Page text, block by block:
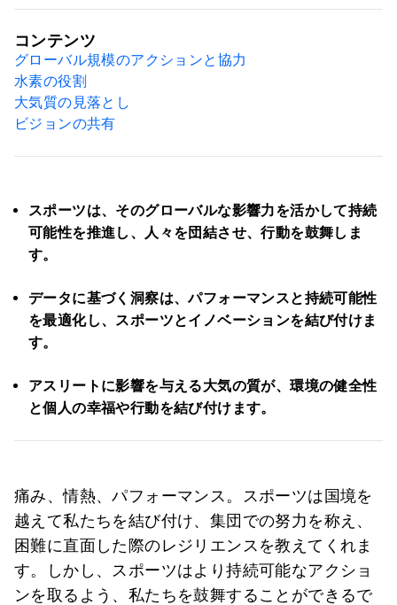
スポーツは、そのグローバルな影響力を活かして持続
可能性を推進し、人々を団結させ、行動を鼓舞しま
す。
データに基づく洞察は、パフォーマンスと持続可能性
を最適化し、スポーツとイノベーションを結び付けま
す。
アスリートに影響を与える大気の質が、環境の健全性
と個人の幸福や行動を結び付けます。
痛み、情熱、パフォーマンス。スポーツは国境を
越えて私たちを結び付け、集団での努力を称え、
困難に直面した際のレジリエンスを教えてくれま
す。しかし、スポーツはより持続可能なアクショ
ンを取るよう、私たちを鼓舞することができるで
コンテンツ
グローバル規模のアクションと協力
水素の役割
大気質の見落とし
ビジョンの共有